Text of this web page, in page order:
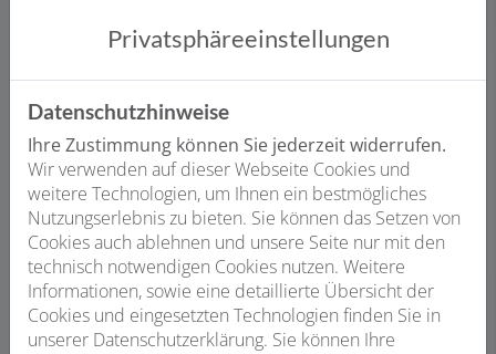
Sauberes Prinzip:
Rückflussverhinderer
Ohne Rückflussverhinderer könnte das
Wasser in den Leitungsrohren wieder
zurückfließen und dadurch das saubere
Trinkwasser im System verunreinigen –
innerhalb des Hauses und im
öffentlichen Versorgungsnetz.
Privatsphäre­einstellungen
Datenschutzhinweise
Ihre Zustimmung können Sie jederzeit widerrufen.
Wir verwenden auf dieser Webseite Cookies und
weitere Technologien, um Ihnen ein bestmögliches
Nutzungserlebnis zu bieten. Sie können das Setzen von
Cookies auch ablehnen und unsere Seite nur mit den
technisch notwendigen Cookies nutzen. Weitere
Informationen, sowie eine detaillierte Übersicht der
Cookies und eingesetzten Technologien finden Sie in
unserer Datenschutzerklärung. Sie können Ihre